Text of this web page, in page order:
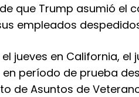
que Trump asumió el
empleados
jueves en California, el
período de prueba
de Asuntos de